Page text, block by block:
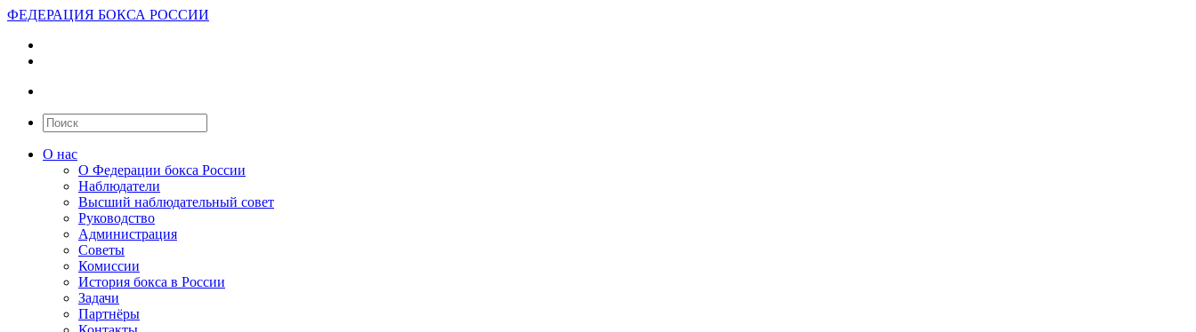
ФЕДЕРАЦИЯ БОКСА РОССИИ
О нас
О Федерации бокса России
Наблюдатели
Высший наблюдательный совет
Руководство
Администрация
Советы
Комиссии
История бокса в России
Задачи
Партнёры